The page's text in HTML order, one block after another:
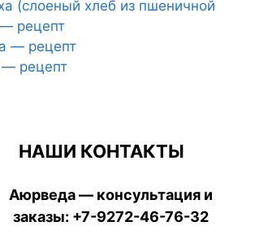
(слоеный хлеб из пшеничной
рецепт
— рецепт
— рецепт
НАШИ КОНТАКТЫ
Аюрведа — консультация и
заказы: +7-9272-46-76-32